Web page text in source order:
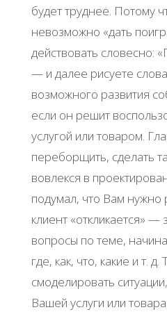
будет труднее. Потому
невозможно «дать
действовать словесно:
— и далее рисуете
возможного развития
если он решит
услугой или товаром.
переборщить, сделать
вовлекся в
подумал, что Вам нужно
клиент «откликается» —
вопросы по теме,
где, как, что, какие и т.
смоделировать
Вашей услуги или